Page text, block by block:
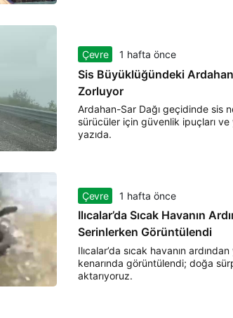
Çevre 1 hafta önce
Sis Büyüklüğündeki
Zorluyor
Ardahan-Sar Dağı geçidinde sis
sürücüler için güvenlik ipuçları
yazıda.
Çevre 1 hafta önce
Ilıcalar’da Sıcak Havanın
Serinlerken Görüntülendi
Ilıcalar’da sıcak havanın
kenarında görüntülendi; doğa
aktarıyoruz.